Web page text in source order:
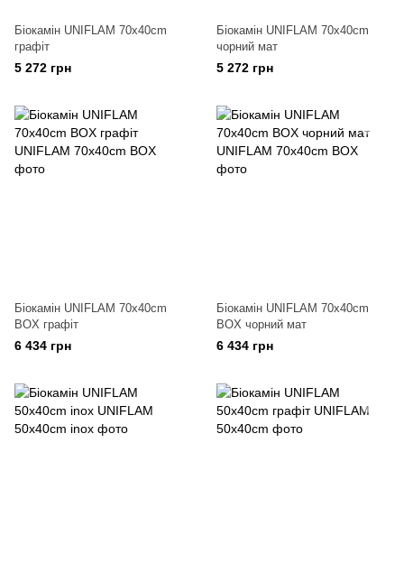
Біокамін UNIFLAM 70x40cm
графіт
5 272 грн
Біокамін UNIFLAM 70x40cm
чорний мат
5 272 грн
Біокамін UNIFLAM 70x40cm
BOX графіт
6 434 грн
Біокамін UNIFLAM 70x40cm
BOX чорний мат
6 434 грн